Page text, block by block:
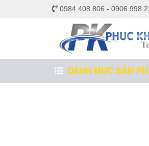
0984 408 806 - 0906 998
DANH MỤC SẢN